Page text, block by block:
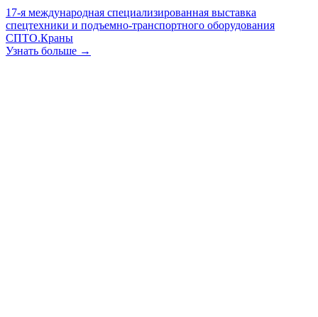
17-я международная специализированная выставка
спецтехники и подъемно-транспортного оборудования
СПТО.Краны
Узнать больше →